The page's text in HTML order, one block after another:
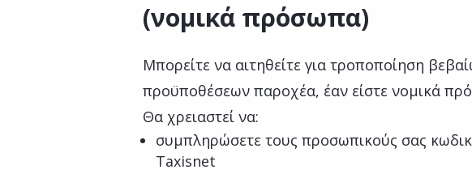
(νομικά πρόσωπα)
Μπορείτε να αιτηθείτε για τροποποίηση
προϋποθέσεων παροχέα, έαν είστε νομικά
Θα χρειαστεί να:
συμπληρώσετε τους προσωπικούς σας
Taxisnet